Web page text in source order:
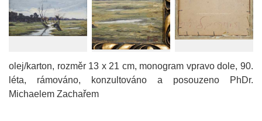
olej/karton, rozměr 13 x 21 cm, monogram vpravo dole, 90.
léta, rámováno, konzultováno a posouzeno PhDr.
Michaelem Zachařem